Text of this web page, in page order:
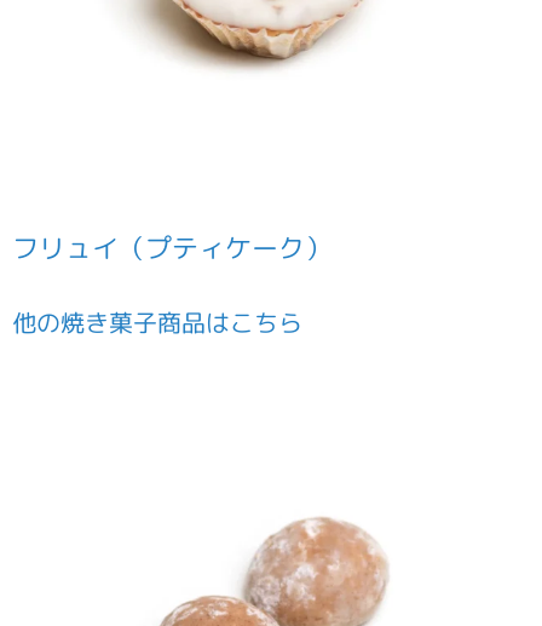
フリュイ（プティケーク）
他の焼き菓子商品はこちら